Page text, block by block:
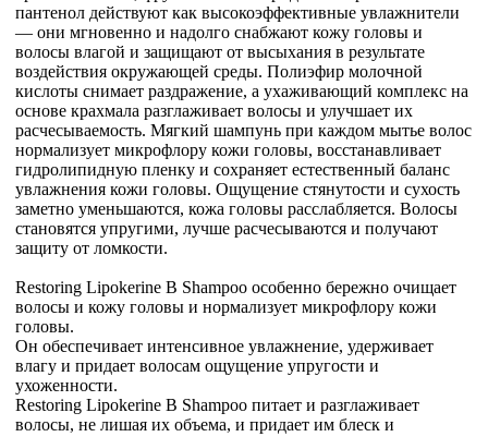
пантенол действуют как высокоэффективные увлажнители
— они мгновенно и надолго снабжают кожу головы и
волосы влагой и защищают от высыхания в результате
воздействия окружающей среды. Полиэфир молочной
кислоты снимает раздражение, а ухаживающий комплекс на
основе крахмала разглаживает волосы и улучшает их
расчесываемость. Мягкий шампунь при каждом мытье волос
нормализует микрофлору кожи головы, восстанавливает
гидролипидную пленку и сохраняет естественный баланс
увлажнения кожи головы. Ощущение стянутости и сухость
заметно уменьшаются, кожа головы расслабляется. Волосы
становятся упругими, лучше расчесываются и получают
защиту от ломкости.
Restoring Lipokerine B Shampoo особенно бережно очищает
волосы и кожу головы и нормализует микрофлору кожи
головы.
Он обеспечивает интенсивное увлажнение, удерживает
влагу и придает волосам ощущение упругости и
ухоженности.
Restoring Lipokerine B Shampoo питает и разглаживает
волосы, не лишая их объема, и придает им блеск и